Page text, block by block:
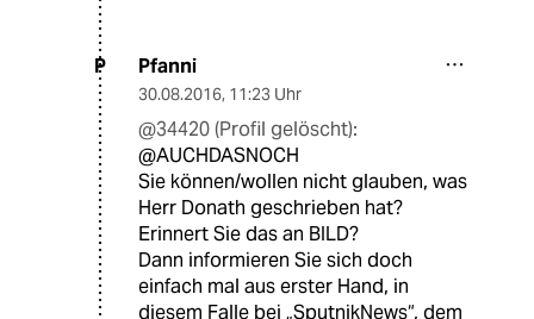
P Pfanni
30.08.2016, 11:23 Uhr
@34420 (Profil gelöscht):
@AUCHDASNOCH
Sie können/wollen nicht glauben, was
Herr Donath geschrieben hat?
Erinnert Sie das an BILD?
Dann informieren Sie sich doch
einfach mal aus erster Hand, in
diesem Falle bei „SputnikNews“, dem